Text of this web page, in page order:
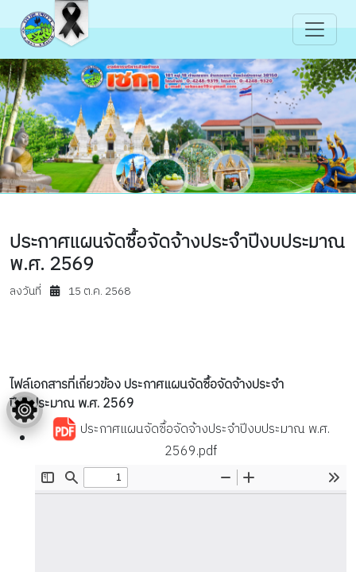
ประกาศแผนจัดซื้อจัดจ้างประจำปีงบประมาณ
พ.ศ. 2569
ลงวันที่ 15 ต.ค. 2568
ไฟล์เอกสารที่เกี่ยวข้อง ประกาศแผนจัดซื้อจัดจ้างประจำ
ปีงบประมาณ พ.ศ. 2569
ประกาศแผนจัดซื้อจัดจ้างประจำปีงบประมาณ พ.ศ.
2569.pdf